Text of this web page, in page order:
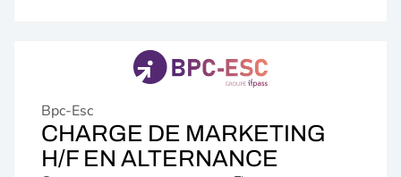
Bpc-Esc
CHARGE DE MARKETING
H/F EN ALTERNANCE